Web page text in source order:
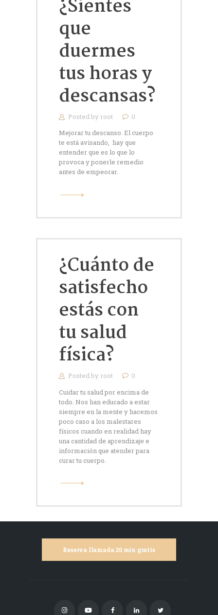
¿Sientes
que
duermes
tus horas y
descansas?
Posted by root
0
Mejorar tu descanso. El cuerpo
te está avisando, hay que
entender que es lo que lo
provoca y ponerle remedio
antes de empeorar.
¿Cuánto de
satisfecho
estás con
tu salud
física?
Posted by root
0
Cuidar tu salud por encima de
todo. Nos han educado a estar
siempre en la mente y hacemos
poco caso a los malestares
físicos cuando en realidad hay
una cantidad de aprendizaje e
información que atender para
curar tu cuerpo.
Reserva llamada 20 min gratis